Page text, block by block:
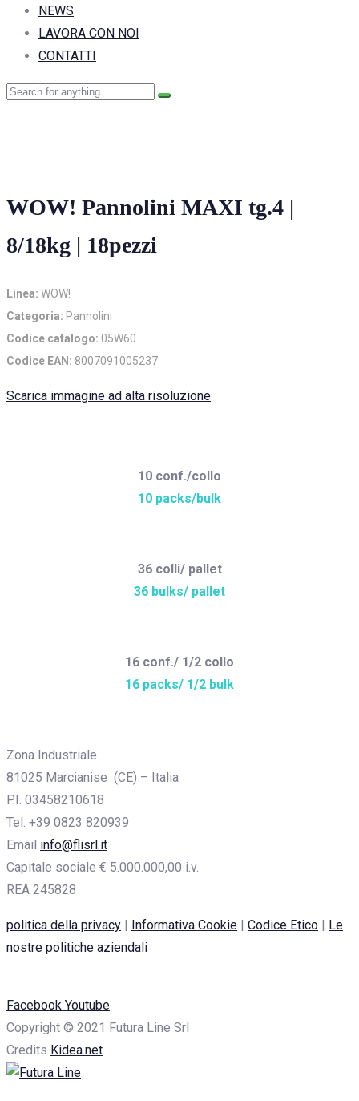
NEWS
LAVORA CON NOI
CONTATTI
WOW! Pannolini MAXI tg.4 |
8/18kg | 18pezzi
Linea: WOW!
Categoria: Pannolini
Codice catalogo: 05W60
Codice EAN: 8007091005237
Scarica immagine ad alta risoluzione
10 conf./collo
10 packs/bulk
36 colli/ pallet
36 bulks/ pallet
16 conf./ 1/2 collo
16 packs/ 1/2 bulk
Zona Industriale
81025 Marcianise (CE) – Italia
P.I. 03458210618
Tel. +39 0823 820939
Email info@flisrl.it
Capitale sociale € 5.000.000,00 i.v.
REA 245828
politica della privacy Informativa Cookie Codice Etico
Le
nostre politiche aziendali
Facebook Youtube
Copyright © 2021 Futura Line Srl
Credits Kidea.net